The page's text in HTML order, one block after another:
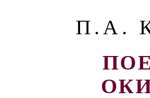
П.А.